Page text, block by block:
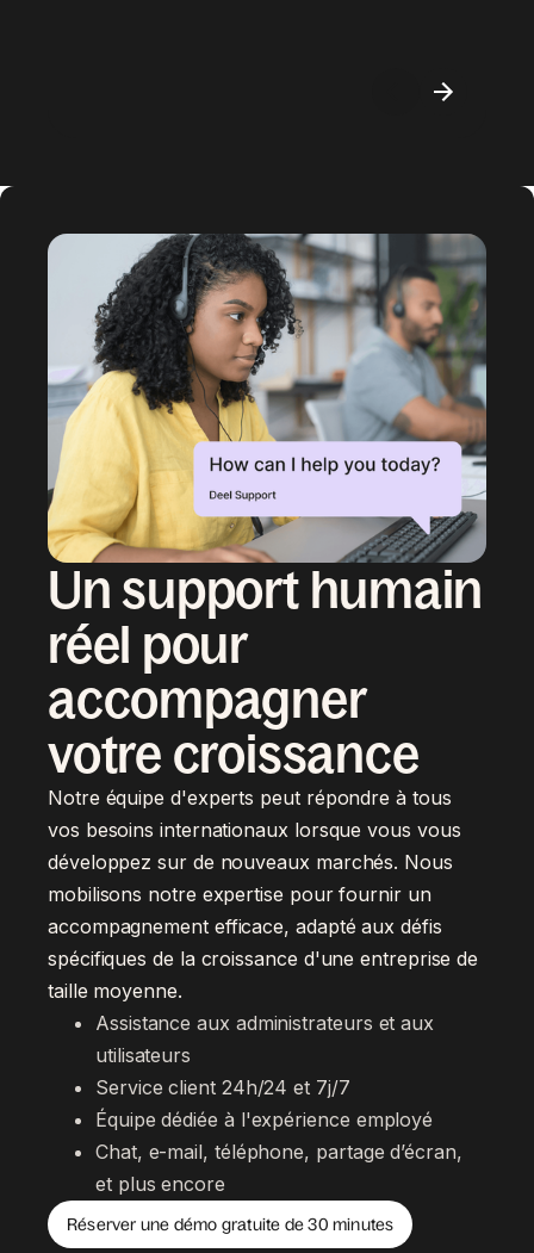
Un support humain
réel pour
accompagner
votre croissance
Notre équipe d'experts peut répondre à tous
vos besoins internationaux lorsque vous vous
développez sur de nouveaux marchés. Nous
mobilisons notre expertise pour fournir un
accompagnement efficace, adapté aux défis
spécifiques de la croissance d'une entreprise de
taille moyenne.
Assistance aux administrateurs et aux
utilisateurs
Service client 24h/24 et 7j/7
Équipe dédiée à l'expérience employé
Chat, e-mail, téléphone, partage d’écran,
et plus encore
Réserver une démo gratuite de 30 minutes